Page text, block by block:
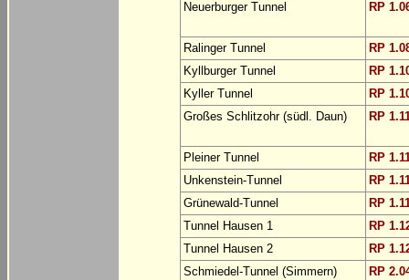
Neuerburger Tunnel
RP
Ralinger Tunnel
RP
Kyllburger Tunnel
RP
Kyller Tunnel
RP
Großes Schlitzohr (südl. Daun)
RP
Pleiner Tunnel
RP
Unkenstein-Tunnel
RP
Grünewald-Tunnel
RP
Tunnel Hausen 1
RP
Tunnel Hausen 2
RP
Schmiedel-Tunnel (Simmern)
RP